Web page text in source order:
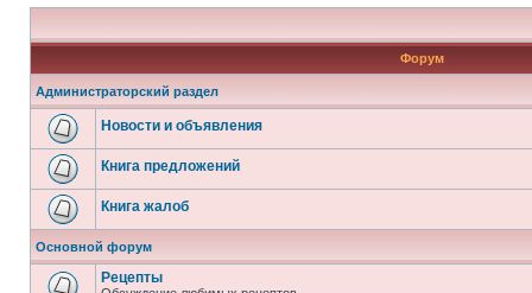
Форум
Администраторский раздел
Новости и объявления
Книга предложений
Книга жалоб
Основной форум
Рецепты